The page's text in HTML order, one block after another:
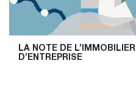
LA NOTE DE L’IMMOBILIER
D’ENTREPRISE